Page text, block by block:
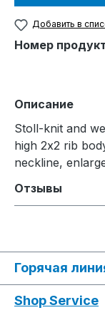
Добавить в
Номер
Описание
Stoll-knit and
high 2x2 rib
neckline,
Отзывы
Горячая
Shop Service